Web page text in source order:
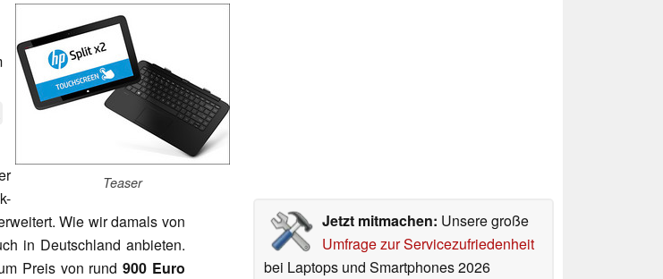
Teaser
Jetzt mitmachen: Unsere große
Umfrage zur Servicezufriedenheit
bei Laptops und Smartphones 2026
Wie wir damals von
in Deutschland anbieten.
Preis von rund900 Euro